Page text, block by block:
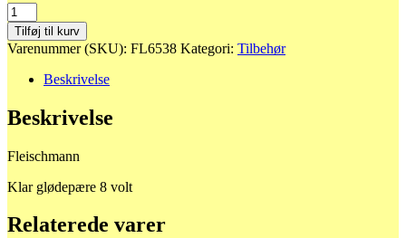
6538
Klar
glødepære
antal
Tilføj til kurv
Varenummer (SKU): FL6538 Kategori: Tilbehør
Beskrivelse
Beskrivelse
Fleischmann
Klar glødepære 8 volt
Relaterede varer